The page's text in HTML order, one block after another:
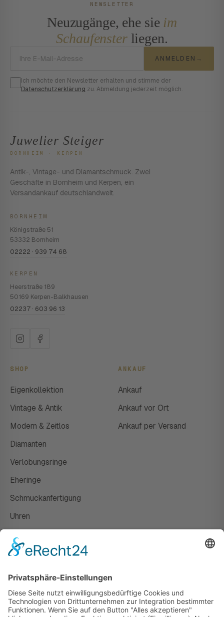
NEWSLETTER
Neuzugänge, ehe sie im
Schaufensterliegen.
ANMELDEN →
Ich möchte den Newsletter erhalten und stimme der
Datenschutzerklärung zu. Abmeldung jederzeit möglich.
Juwelier Steiger
BORNHEIM · KERPEN
Antik-, Vintage- und Diamantschmuck. Zwei
Geschäfte in Bornheim und Kerpen, ein
Versandankauf deutschlandweit.
BORNHEIM
Königstraße 51
53332 Bornheim
02222 · 939 74 68
KERPEN
Heerstraße 189
50169 Kerpen-Balkhausen
02237 · 603 96 13
SHOP
Eigenkollektion
Vintage & Antik
Modern & Zeitlos
Diamanten
Verlobungsringe
Eheringe
Schmuckanfertigung
Uhren
ANKAUF
Ankauf
Ankauf vor Ort
Ankauf per Versand
Susanne Steiger
Geschäfte